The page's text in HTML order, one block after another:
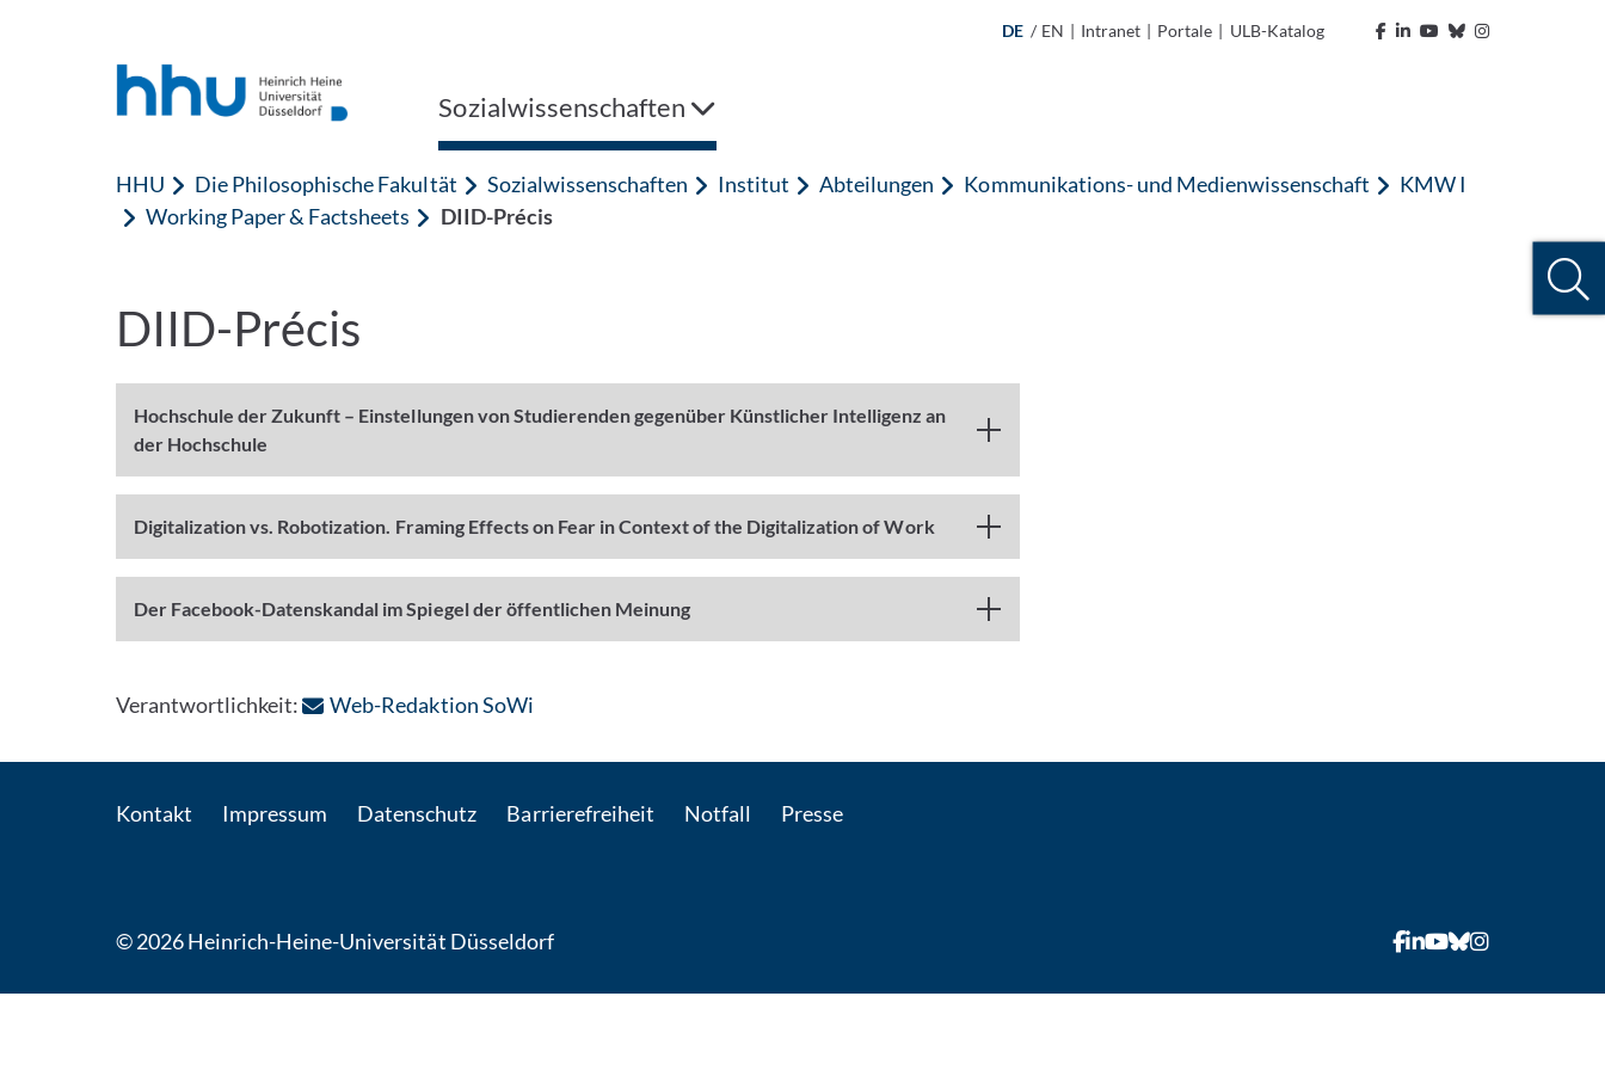
DE / EN | Intranet | Portale | ULB-Katalog
Sozialwissenschaften
HHU Die Philosophische Fakultät Sozialwissenschaften Institut Abteilungen Kommunikations- und Medienwissenschaft
KMW I
Working Paper & Factsheets
DIID-Précis
DIID-Précis
Hochschule der Zukunft – Einstellungen von Studierenden gegenüber Künstlicher Intelligenz an
der Hochschule
Digitalization vs. Robotization. Framing Effects on Fear in Context of the Digitalization of Work
Der Facebook-Datenskandal im Spiegel der öffentlichen Meinung
Verantwortlichkeit: Web-Redaktion SoWi: Per E-Mail kontaktieren
Kontakt Impressum Datenschutz Barrierefreiheit Notfall Presse
© 2026 Heinrich-Heine-Universität Düsseldorf